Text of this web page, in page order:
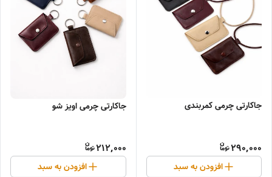
جاکارتی چرمی کمربندی
290,000
افزودن به سبد
جاکارتی چرمی اویز شو
212,000
افزودن به سبد